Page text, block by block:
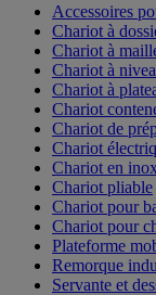
Accessoires
Chariot à
Chariot à
Chariot à
Chariot à
Chariot
Chariot de
Chariot
Chariot en
Chariot pliable
Chariot pour
Chariot pour
Plateforme
Remorque
Servante et